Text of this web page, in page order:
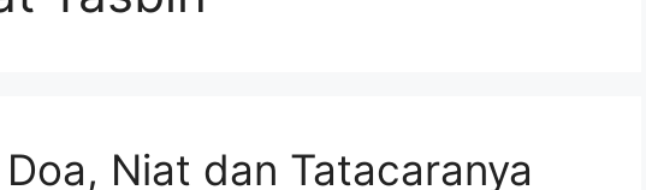
Niat dan Tatacaranya